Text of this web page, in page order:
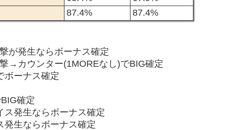
87.4% 87.4%
が発生ならボーナス確定
→カウンター(1MOREなし)でBIG確定
ボーナス確定
確定
ス発生ならボーナス確定
発生ならボーナス確定